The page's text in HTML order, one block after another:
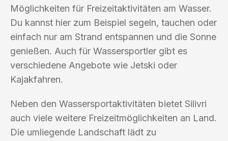
Möglichkeiten für Freizeitaktivitäten am Wasser.
Du kannst hier zum Beispiel segeln, tauchen oder
einfach nur am Strand entspannen und die Sonne
genießen. Auch für Wassersportler gibt es
verschiedene Angebote wie Jetski oder
Kajakfahren.
Neben den Wassersportaktivitäten bietet Silivri
auch viele weitere Freizeitmöglichkeiten an Land.
Die umliegende Landschaft lädt zu